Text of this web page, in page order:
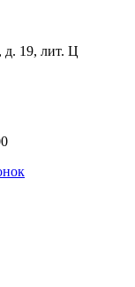
д. 19, лит. Ц